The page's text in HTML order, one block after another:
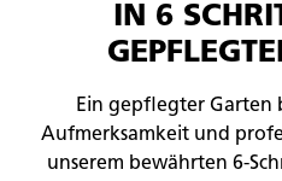
IN 6
Ein gepflegter Garten
Aufmerksamkeit und
unserem bewährten 6-